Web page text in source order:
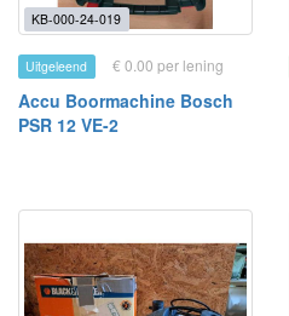
KB-000-24-019
Uitgeleend € 0.00 per lening
Accu Boormachine Bosch
PSR 12 VE-2